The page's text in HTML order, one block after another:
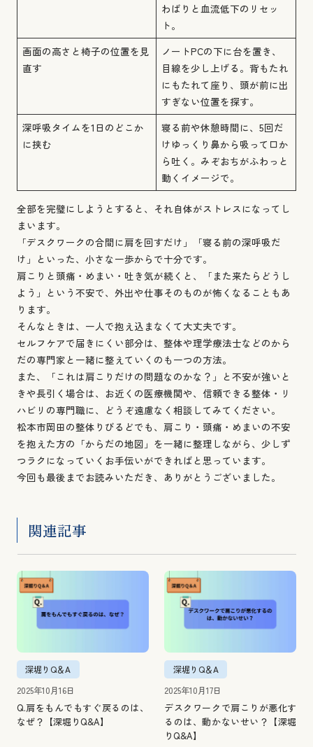
わばりと血流低下のリセッ
ト。
画面の高さと椅子の位置を見
直す
ノートPCの下に台を置き、
目線を少し上げる。背もたれ
にもたれて座り、頭が前に出
すぎない位置を探す。
深呼吸タイムを1日のどこか
に挟む
寝る前や休憩時間に、5回だ
けゆっくり鼻から吸って口か
ら吐く。みぞおちがふわっと
動くイメージで。
全部を完璧にしようとすると、それ自体がストレスになってし
まいます。
「デスクワークの合間に肩を回すだけ」「寝る前の深呼吸だ
け」といった、小さな一歩からで十分です。
肩こりと頭痛・めまい・吐き気が続くと、「また来たらどうし
よう」という不安で、外出や仕事そのものが怖くなることもあ
ります。
そんなときは、一人で抱え込まなくて大丈夫です。
セルフケアで届きにくい部分は、整体や理学療法士などのから
だの専門家と一緒に整えていくのも一つの方法。
また、「これは肩こりだけの問題なのかな？」と不安が強いと
きや長引く場合は、お近くの医療機関や、信頼できる整体・リ
ハビリの専門職に、どうぞ遠慮なく相談してみてください。
松本市岡田の整体りびるどでも、肩こり・頭痛・めまいの不安
を抱えた方の「からだの地図」を一緒に整理しながら、少しず
つラクになっていくお手伝いができればと思っています。
今回も最後までお読みいただき、ありがとうございました。
関連記事
深堀りQ＆A
2025年10月16日
Q.肩をもんでもすぐ戻るのは、
なぜ？【深堀りQ&A】
深堀りQ＆A
2025年10月17日
デスクワークで肩こりが悪化す
るのは、動かないせい？【深堀
りQ&A】